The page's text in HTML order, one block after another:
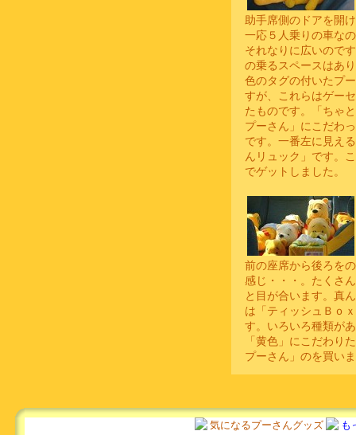
助手席側のドアを開
一応５人乗りの車な
それなりに広いので
の乗るスペースはあ
色のタグの付いたプ
すが、これらはゲー
たものです。「ちゃ
プーさん」にこだわ
です。一番左に見え
んリュック」です。
でゲットしました。
前の座席から後ろを
感じ・・・。たくさ
と目が合います。真
は「ティッシュＢｏ
す。いろいろ種類が
「黄色」にこだわり
プーさん」のを買い
気になるプーさんグッズ も